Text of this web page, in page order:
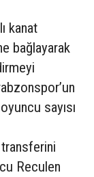
kanat
bağlayarak
sayısı
Reculen